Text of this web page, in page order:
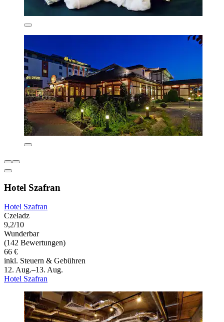
Hotel Szafran
Hotel Szafran
Czeladz
9,2/10
Wunderbar
(142 Bewertungen)
66 €
inkl. Steuern & Gebühren
12. Aug.–13. Aug.
Hotel Szafran